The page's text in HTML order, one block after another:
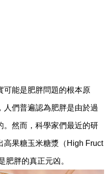
可能是肥胖問題的根本原
人們普遍認為肥胖是由於過
。然而，科學家們最近的研
高果糖玉米糖漿（High Fruct
肥胖的真正元凶。